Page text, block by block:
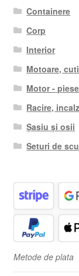
Containere
Corp
Interior
Motoare,
Motor -
Racire,
Șasiu și osii
Seturi de
Metode de plata